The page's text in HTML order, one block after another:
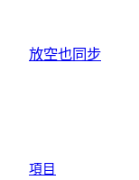
放空也同步
項目